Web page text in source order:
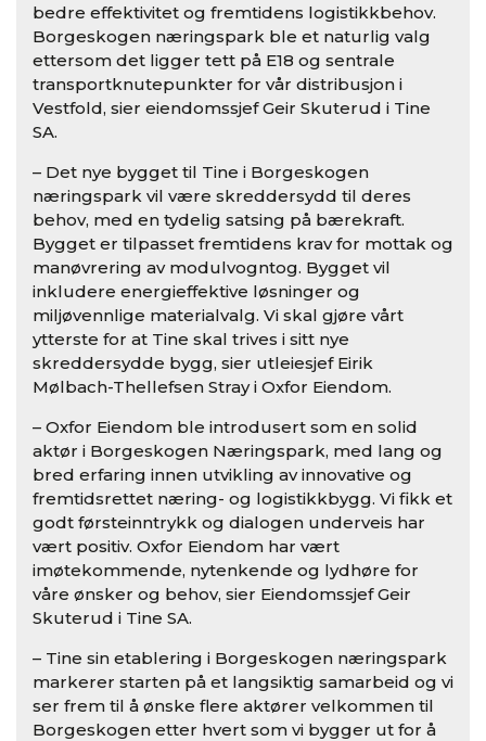
bedre effektivitet og fremtidens logistikkbehov.
Borgeskogen næringspark ble et naturlig valg
ettersom det ligger tett på E18 og sentrale
transportknutepunkter for vår distribusjon i
Vestfold, sier eiendomssjef Geir Skuterud i Tine
SA.
– Det nye bygget til Tine i Borgeskogen
næringspark vil være skreddersydd til deres
behov, med en tydelig satsing på bærekraft.
Bygget er tilpasset fremtidens krav for mottak og
manøvrering av modulvogntog. Bygget vil
inkludere energieffektive løsninger og
miljøvennlige materialvalg. Vi skal gjøre vårt
ytterste for at Tine skal trives i sitt nye
skreddersydde bygg, sier utleiesjef Eirik
Mølbach-Thellefsen Stray i Oxfor Eiendom.
– Oxfor Eiendom ble introdusert som en solid
aktør i Borgeskogen Næringspark, med lang og
bred erfaring innen utvikling av innovative og
fremtidsrettet næring- og logistikkbygg. Vi fikk et
godt førsteinntrykk og dialogen underveis har
vært positiv. Oxfor Eiendom har vært
imøtekommende, nytenkende og lydhøre for
våre ønsker og behov, sier Eiendomssjef Geir
Skuterud i Tine SA.
– Tine sin etablering i Borgeskogen næringspark
markerer starten på et langsiktig samarbeid og vi
ser frem til å ønske flere aktører velkommen til
Borgeskogen etter hvert som vi bygger ut for å